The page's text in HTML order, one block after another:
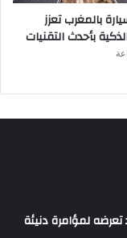
بالمغرب تعزز
بأحدث التقنيات
تعرضه لمؤامرة دنيئة